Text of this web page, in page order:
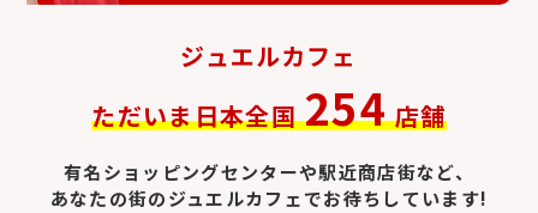
ジュエルカフェ
ただいま日本全国 254 店舗
有名ショッピングセンターや駅近商店街など、
あなたの街のジュエルカフェでお待ちしています!